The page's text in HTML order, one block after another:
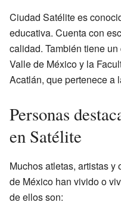
Ciudad Satélite es
educativa. Cuenta con
calidad. También tiene
Valle de México y la
Acatlán, que pertenece a
Personas
en Satélite
Muchos atletas, artistas
de México han vivido o
de ellos son: